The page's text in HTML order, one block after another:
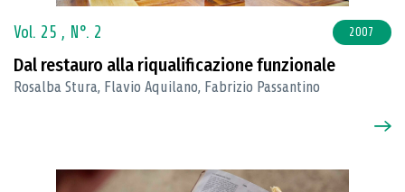
Vol. 25 , N°. 2 2007
Dal restauro alla riqualificazione funzionale
Rosalba Stura, Flavio Aquilano, Fabrizio Passantino